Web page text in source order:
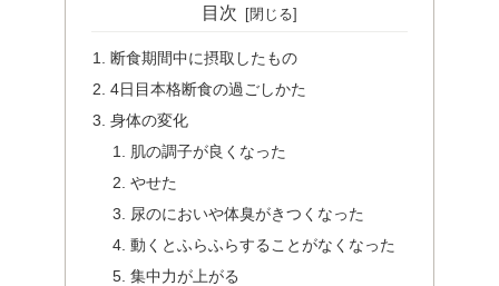
目次
断食期間中に摂取したもの
4日目本格断食の過ごしかた
身体の変化
肌の調子が良くなった
やせた
尿のにおいや体臭がきつくなった
動くとふらふらすることがなくなった
集中力が上がる